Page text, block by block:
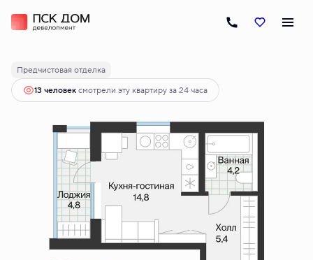
Студия26.77 м2
5 040 000 руб.
Ипотекаот 25 124 руб.
Предчистовая отделка
13 человексмотрели эту квартиру за 24 часа